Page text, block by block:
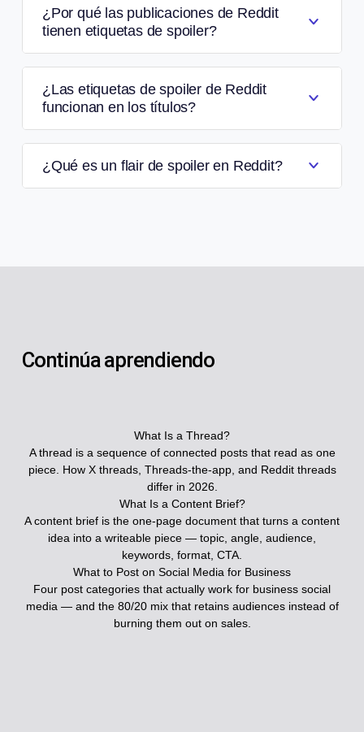
¿Por qué las publicaciones de Reddit
tienen etiquetas de spoiler?
¿Las etiquetas de spoiler de Reddit
funcionan en los títulos?
¿Qué es un flair de spoiler en Reddit?
Continúa aprendiendo
What Is a Thread?
A thread is a sequence of connected posts that read as one
piece. How X threads, Threads-the-app, and Reddit threads
differ in 2026.
What Is a Content Brief?
A content brief is the one-page document that turns a content
idea into a writeable piece — topic, angle, audience,
keywords, format, CTA.
What to Post on Social Media for Business
Four post categories that actually work for business social
media — and the 80/20 mix that retains audiences instead of
burning them out on sales.